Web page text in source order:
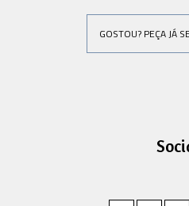
GOSTOU? PEÇA JÁ